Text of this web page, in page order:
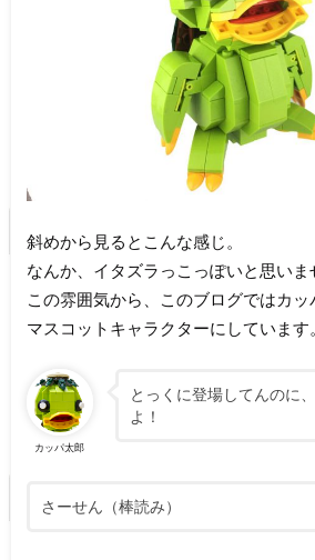
斜めから見るとこんな感じ。
なんか、イタズラっこっぽいと思いま
この雰囲気から、このブログではカッ
マスコットキャラクターにしています。
カッパ太郎
とっくに登場してんのに
よ！
さーせん（棒読み）